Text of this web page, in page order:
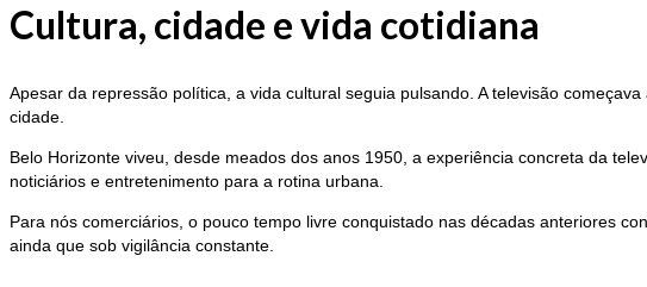
Cultura, cidade e vida cotidiana
Apesar da repressão política, a vida cultural seguia pulsando. A televisão
cidade.
Belo Horizonte viveu, desde meados dos anos 1950, a experiência concreta da
noticiários e entretenimento para a rotina urbana.
Para nós comerciários, o pouco tempo livre conquistado nas décadas anteriores
ainda que sob vigilância constante.